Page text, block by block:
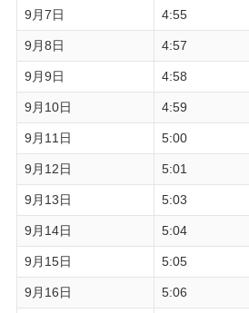
9月7日 4:55
9月8日 4:57
9月9日 4:58
9月10日 4:59
9月11日 5:00
9月12日 5:01
9月13日 5:03
9月14日 5:04
9月15日 5:05
9月16日 5:06